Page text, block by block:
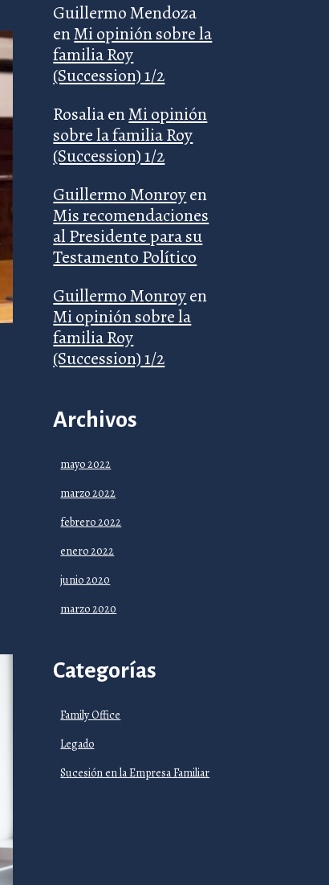
Guillermo Mendoza
enMi opinión sobre la
familia Roy
(Succession) 1/2
RosaliaenMi opinión
sobre la familia Roy
(Succession) 1/2
Guillermo Monroyen
Mis recomendaciones
al Presidente para su
Testamento Político
Guillermo Monroyen
Mi opinión sobre la
familia Roy
(Succession) 1/2
Archivos
mayo 2022
marzo 2022
febrero 2022
enero 2022
junio 2020
marzo 2020
Categorías
Family Office
Legado
Sucesión en la Empresa Familiar